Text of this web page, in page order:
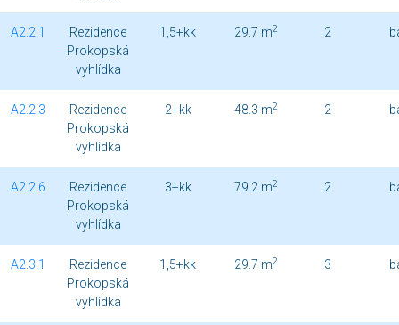
A2.2.1
Rezidence
Prokopská
vyhlídka
1,5+kk 29.7 m2 2
A2.2.3
Rezidence
Prokopská
vyhlídka
2+kk 48.3 m2 2
A2.2.6
Rezidence
Prokopská
vyhlídka
3+kk 79.2 m2 2
A2.3.1
Rezidence
Prokopská
vyhlídka
1,5+kk 29.7 m2 3